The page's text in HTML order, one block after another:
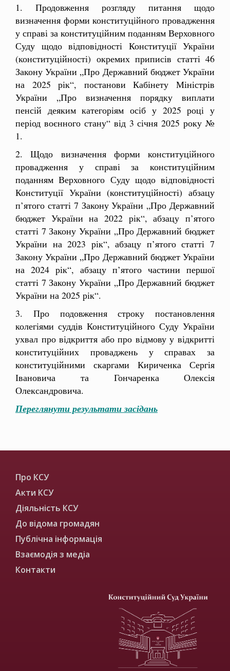
1. Продовження розгляду питання щодо
визначення форми конституційного провадження
у справі за конституційним поданням Верховного
Суду щодо відповідності Конституції України
(конституційності) окремих приписів статті 46
Закону України „Про Державний бюджет України
на 2025 рік“, постанови Кабінету Міністрів
України „Про визначення порядку виплати
пенсій деяким категоріям осіб у 2025 році у
період воєнного стану“ від 3 січня 2025 року №
1.
2. Щодо визначення форми конституційного
провадження у справі за конституційним
поданням Верховного Суду щодо відповідності
Конституції України (конституційності) абзацу
п’ятого статті 7 Закону України „Про Державний
бюджет України на 2022 рік“, абзацу п’ятого
статті 7 Закону України „Про Державний бюджет
України на 2023 рік“, абзацу п’ятого статті 7
Закону України „Про Державний бюджет України
на 2024 рік“, абзацу п’ятого частини першої
статті 7 Закону України „Про Державний бюджет
України на 2025 рік“.
3. Про подовження строку постановлення
колегіями суддів Конституційного Суду України
ухвал про відкриття або про відмову у відкритті
конституційних проваджень у справах за
конституційними скаргами Кириченка Сергія
Івановича та Гончаренка Олексія
Олександровича.
Переглянути результати засідань
Про КСУ
Акти КСУ
Діяльність КСУ
До відома громадян
Публічна інформація
Взаємодія з медіа
Контакти